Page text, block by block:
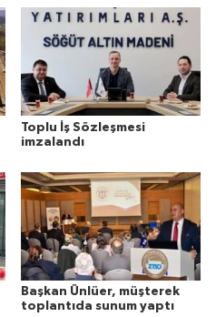
Toplu İş Sözleşmesi
imzalandı
Başkan Ünlüer, müşterek
toplantıda sunum yaptı